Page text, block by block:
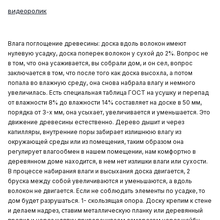
видеоролик
Влага поглощение древесины: доска вдоль волокон имеют
нулевую усадку, доска поперек волокон у сухой до 2%. Вопрос не
в том, что она усаживается, вы собрали дом, и он сел, вопрос
заключается в том, что после того как доска высохла, а потом
попала во влажную среду, она снова набрала влагу и немного
увеличилась. Есть специальная таблица ГОСТ на усушку и перепад
от влажности 8% до влажности 14% составляет на доске в 50 мм,
порядка от 3-х мм, она усыхает, увеличивается и уменьшается. Это
движение древесины естественно. Дерево дышит и через
капилляры, внутренние поры забирает излишнюю влагу из
окружающей среды или из помещения, таким образом она
регулирует влагообмен в нашем помещении, нам комфортно в
деревянном доме находится, в нем нет излишки влаги или сухости.
В процессе набирания влаги и высыхания доска двигается, 2
бруска между собой увеличиваются и уменьшаются, а вдоль
волокон не двигается. Если не соблюдать элементы по усадке, то
дом будет разрушаться. 1- скользящая опора. Доску крепим к стене
и делаем надрез, ставим металлическую планку или деревянный